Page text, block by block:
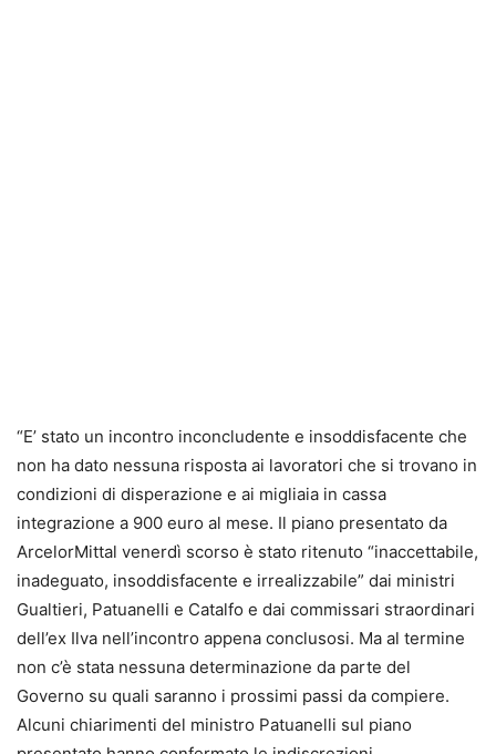
“E’ stato un incontro inconcludente e insoddisfacente che
non ha dato nessuna risposta ai lavoratori che si trovano in
condizioni di disperazione e ai migliaia in cassa
integrazione a 900 euro al mese. Il piano presentato da
ArcelorMittal venerdì scorso è stato ritenuto “inaccettabile,
inadeguato, insoddisfacente e irrealizzabile” dai ministri
Gualtieri, Patuanelli e Catalfo e dai commissari straordinari
dell’ex Ilva nell’incontro appena conclusosi. Ma al termine
non c’è stata nessuna determinazione da parte del
Governo su quali saranno i prossimi passi da compiere.
Alcuni chiarimenti del ministro Patuanelli sul piano